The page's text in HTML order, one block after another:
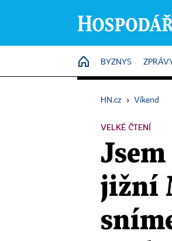
HOME
BYZNYS
HN.cz › Víkend
VELKÉ ČTENÍ
jižní